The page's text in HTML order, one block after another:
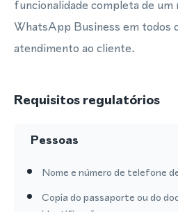
funcionalidade completa de
WhatsApp Business em todos
atendimento ao cliente.
Requisitos regulatórios
Pessoas
Nome e número de telefone
Copia do passaporte ou do